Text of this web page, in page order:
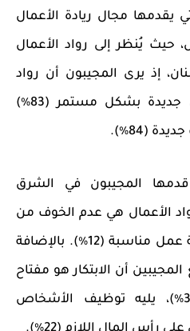
يقدمها مجال ريادة الأعمال
حيث يُنظر إلى رواد الأعمال
إذ يرى المجيبون أن رواد
الأعمال يبحثون عن فرص جديدة بشكل مستمر (83٪)
(84٪).
المجيبون في الشرق
الأعمال هي عدم الخوف من
٪) ووضع خطة عمل مناسبة (12٪). بالإضافة
المجيبين أن الابتكار هو مفتاح
النجاح لرجال الأعمال (30٪)، يليه توظيف الأشخاص